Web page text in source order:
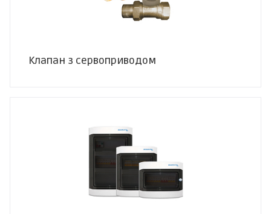
Клапан з сервоприводом